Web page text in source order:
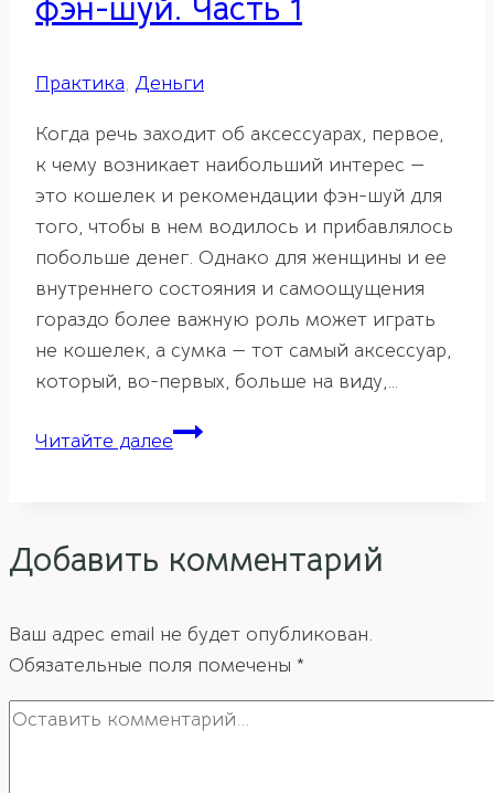
фэн-шуй. Часть 1
Практика, Деньги
Когда речь заходит об аксессуарах, первое,
к чему возникает наибольший интерес —
это кошелек и рекомендации фэн-шуй для
того, чтобы в нем водилось и прибавлялось
побольше денег. Однако для женщины и ее
внутреннего состояния и самоощущения
гораздо более важную роль может играть
не кошелек, а сумка — тот самый аксессуар,
который, во-первых, больше на виду,…
Читайте далееСумка
шуй.
Добавить комментарий
Ваш адрес email не будет опубликован.
Обязательные поля помечены *